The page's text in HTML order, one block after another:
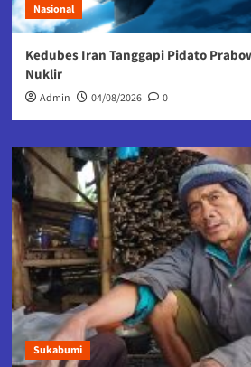
Nasional
Kedubes Iran Tanggapi Pidato
Nuklir
Admin 04/08/2026 0
Sukabumi